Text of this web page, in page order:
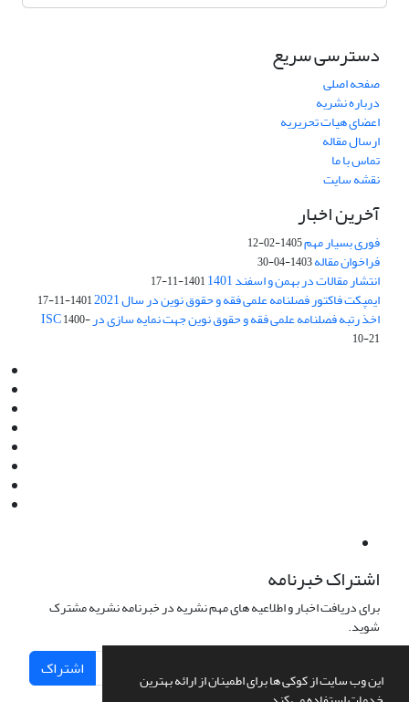
این وب سایت از کوکی ها برای اطمینان از ارائه بهترین
دسترسی سریع
صفحه اصلی
درباره نشریه
اعضای هیات تحریریه
ارسال مقاله
تماس با ما
نقشه سایت
آخرین اخبار
فوری بسیار مهم1405-02-12
فراخوان مقاله1403-04-30
انتشار مقالات در بهمن و اسفند 1401 1401-11-17
ایمپکت فاکتور فصلنامه علمی فقه و حقوق نوین در سال 2021 1401-11-17
اخذ رتبه فصلنامه علمی فقه و حقوق نوین جهت نمایه سازی در ISC1400-
10-21
اشتراک خبرنامه
برای دریافت اخبار و اطلاعیه های مهم نشریه در خبرنامه نشریه مشترک
شوید.
اشتراک